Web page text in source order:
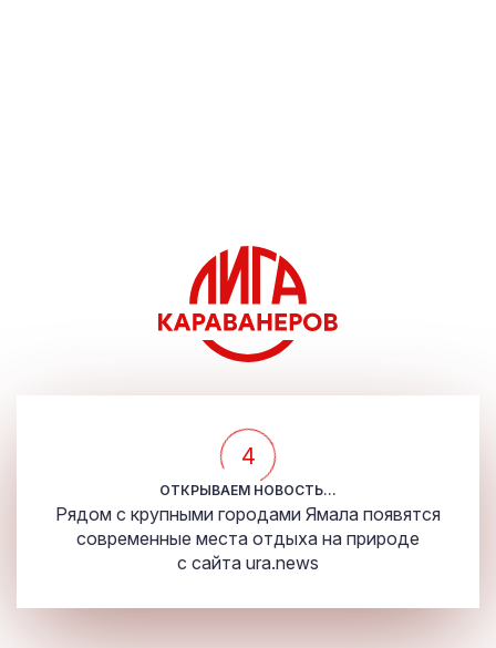
4
ОТКРЫВАЕМ НОВОСТЬ...
Рядом с крупными городами Ямала появятся
современные места отдыха на природе
с сайта ura.news